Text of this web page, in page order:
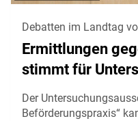
Debatten im Landtag
Ermittlungen
stimmt für
Der
Beförderungspraxis“